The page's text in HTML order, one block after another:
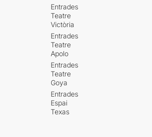
Entrades
Teatre
Victòria
Entrades
Teatre
Apolo
Entrades
Teatre
Goya
Entrades
Espai
Texas